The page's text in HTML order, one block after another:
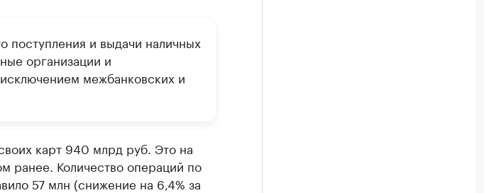
и выдачи наличных
организации и
межбанковских и
карт 940 млрд руб. Это на
ранее. Количество операций по
57 млн (снижение на 6,4% за